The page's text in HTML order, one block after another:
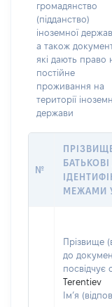
громадянство
(підданство)
іноземної
а також
які дають право
постійне
проживання на
території
держави
№
МЕЖАМИ
Прізвище
до
посвідчує
Terentiev
Ім’я